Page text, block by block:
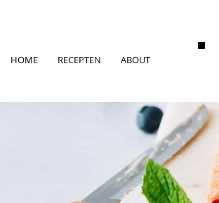
HOME RECEPTEN ABOUT